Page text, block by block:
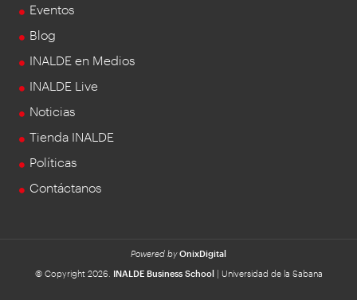
Eventos
Blog
INALDE en Medios
INALDE Live
Noticias
Tienda INALDE
Políticas
Contáctanos
Powered by OnixDigital
© Copyright 2026.
INALDE Business School| Universidad de la Sabana